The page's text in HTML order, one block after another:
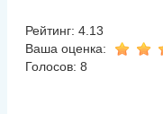
Рейтинг: 4.13
Ваша оценка:
Голосов: 8